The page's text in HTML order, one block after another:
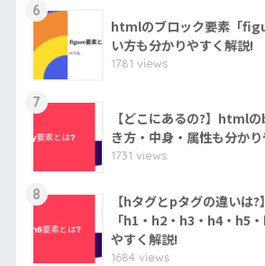
6
htmlのブロック要素「
い方も分かりやすく解説!
1781 views
7
【どこにあるの?】html
き方・中身・属性も分か
1731 views
8
【hタグとpタグの違いは
「h1・h2・h3・h4・h5
やすく解説!
1684 views